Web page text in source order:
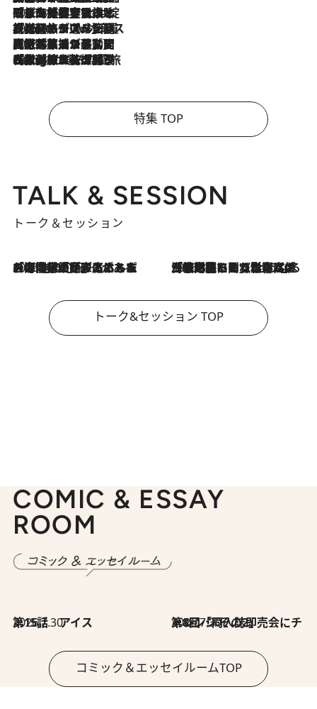
2026.8.6
「旅先には金髪ウィッグを持参」日本と同じメイクでは損してる!? 美容ジャーナリストが提案する“掟破りの旅美容”とは
2026.8.6
【厳選旅コスメ】「身軽さ＆UV対策重視！」ヘアアーティストshucoが選んだ夏旅ベストコスメを発表【Mサイズジップ】
2026.8.5
【厳選旅コスメ】国内をあちこち移動する河井菜摘が選んだ夏旅ベストコスメ発表！「リラックスアイテムはマスト」【Mサイズジップ】
2026.8.4
【厳選旅コスメ】「紫外線＆乾燥対策しながらメイク感も！」ヘア＆メイクGeorgeが選んだ夏旅ベストコスメを発表！【Mサイズジップ】
特集 TOP
TALK & SESSION
トーク＆セッション
2026.8.3
「今後値上げがあるとすれば…」「リスクがあるのは今年の冬」エネルギー専門家が語る、ホルムズ海峡封鎖が家庭にもたらす“ある心配” 2026.8.3
「住宅建てられない…」「サーチャージ料の高値が続いている」ホルムズ海峡封鎖による影響はいつまで続く？《エネルギー専門家に聞く“どうなる日本の暮らし”》
トーク&セッション TOP
COMIC & ESSAY
ROOM
2026.7.30
第15話 アイス 2026.7.30
第8回「同人誌即売会にチャレンジ その2」
コミック＆エッセイルームTOP